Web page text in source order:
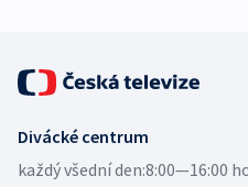
Divácké centrum
každý všední den:8:00—16:00